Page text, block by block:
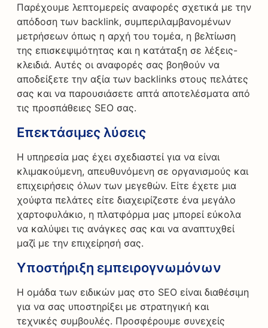
Παρέχουμε λεπτομερείς αναφορές σχετικά με την
απόδοση των backlink, συμπεριλαμβανομένων
μετρήσεων όπως η αρχή του τομέα, η βελτίωση
της επισκεψιμότητας και η κατάταξη σε λέξεις-
κλειδιά. Αυτές οι αναφορές σας βοηθούν να
αποδείξετε την αξία των backlinks στους πελάτες
σας και να παρουσιάσετε απτά αποτελέσματα από
τις προσπάθειες SEO σας.
Επεκτάσιμες λύσεις
Η υπηρεσία μας έχει σχεδιαστεί για να είναι
κλιμακούμενη, απευθυνόμενη σε οργανισμούς και
επιχειρήσεις όλων των μεγεθών. Είτε έχετε μια
χούφτα πελάτες είτε διαχειρίζεστε ένα μεγάλο
χαρτοφυλάκιο, η πλατφόρμα μας μπορεί εύκολα
να καλύψει τις ανάγκες σας και να αναπτυχθεί
μαζί με την επιχείρησή σας.
Υποστήριξη εμπειρογνωμόνων
Η ομάδα των ειδικών μας στο SEO είναι διαθέσιμη
για να σας υποστηρίξει με στρατηγική και
τεχνικές συμβουλές. Προσφέρουμε συνεχείς